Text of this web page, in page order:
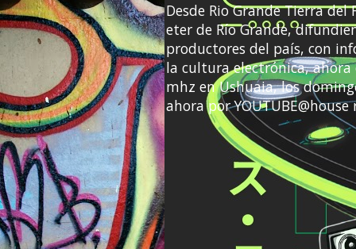
Desde Rio Grande Tierra
eter de Río Grande,
productores del país, con
la cultura electrónica, ahora
mhz en Ushuaia, los
ahora por